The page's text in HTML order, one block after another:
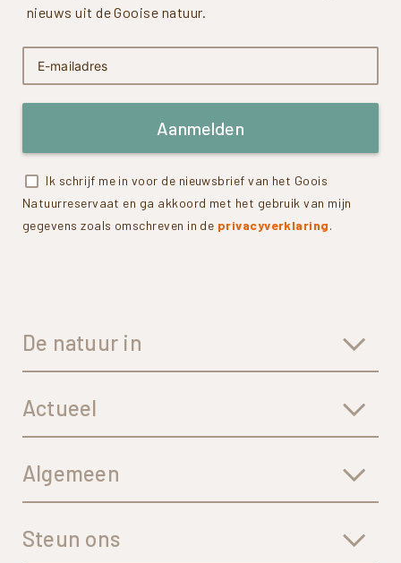
nieuws uit de Gooise natuur.
Aanmelden
Ik schrijf me in voor de nieuwsbrief van het Goois
Natuurreservaat en ga akkoord met het gebruik van mijn
gegevens zoals omschreven in de privacyverklaring.
De natuur in
Actueel
Algemeen
Steun ons